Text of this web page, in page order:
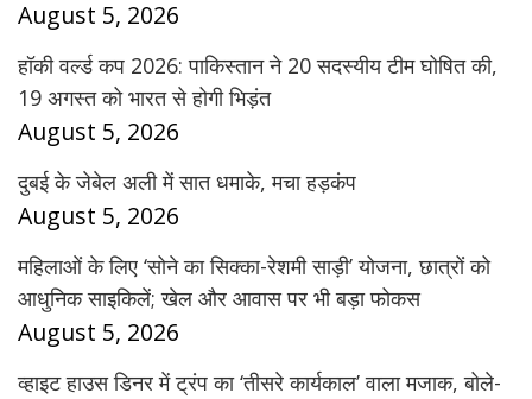
August 5, 2026
हॉकी वर्ल्ड कप 2026: पाकिस्तान ने 20 सदस्यीय टीम घोषित की,
19 अगस्त को भारत से होगी भिड़ंत
August 5, 2026
दुबई के जेबेल अली में सात धमाके, मचा हड़कंप
August 5, 2026
महिलाओं के लिए ‘सोने का सिक्का-रेशमी साड़ी’ योजना, छात्रों को
आधुनिक साइकिलें; खेल और आवास पर भी बड़ा फोकस
August 5, 2026
व्हाइट हाउस डिनर में ट्रंप का ‘तीसरे कार्यकाल’ वाला मजाक, बोले-